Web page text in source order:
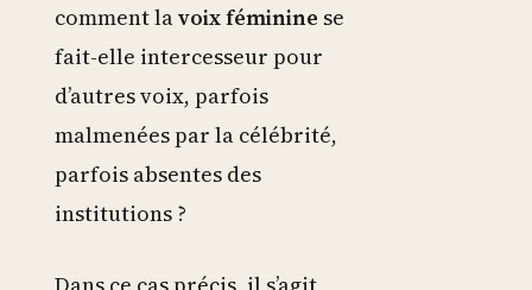
comment lavoix féminine se
fait-elle intercesseur pour
d’autres voix, parfois
malmenées par la célébrité,
parfois absentes des
institutions ?